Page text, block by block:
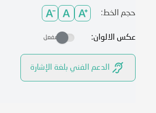
حجم الخط:
عكس الالوان: مفعل
الدعم الفني بلغة الإشارة